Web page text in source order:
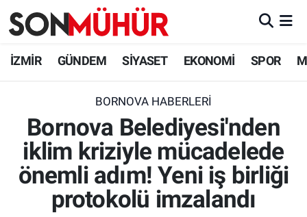
İZMİR GÜNDEM SİYASET EKONOMİ SPOR
BORNOVA HABERLERI
Bornova Belediyesi'nden
iklim kriziyle mücadelede
önemli adım! Yeni iş birliği
protokolü imzalandı
İzmir Nöbetçi Eczaneler
İzmir Namaz Vakitleri
İzmir Trafik Yoğunluk Haritası
Süper Lig Puan Durumu ve Fikstür